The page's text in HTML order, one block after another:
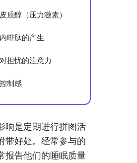
质醇（压力激素）
啡肽的产生
担忧的注意力
制感
响是定期进行拼图活
带好处。经常参与的
报告他们的睡眠质量